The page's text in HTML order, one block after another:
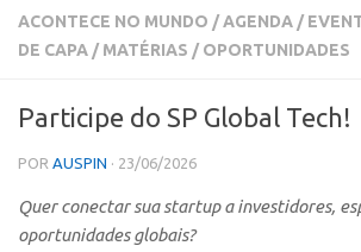
Agência
Institucional
Polos
Polo Capital
Polo Lorena
ACONTECE NO MUNDO /AGENDA /
DE CAPA / MATÉRIAS / OPORTUNIDADES
Participe do SP Global Tech!
POR AUSPIN · 23/06/2026
Quer conectar sua startup a investidores,
oportunidades globais?